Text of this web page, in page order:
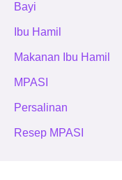
Bayi
Ibu Hamil
Makanan Ibu Hamil
MPASI
Persalinan
Resep MPASI